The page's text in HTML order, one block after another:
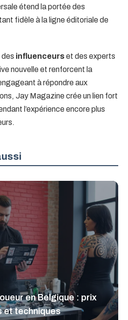
étend la portée des
fidèle à la ligne éditoriale de
influenceurset des experts
nouvelle et renforcent la
à répondre aux
Jay Magazine crée un lien fort
l’expérience encore plus
en Belgique : prix
et techniques